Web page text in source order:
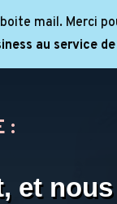
mail. Merci
au service
:
et